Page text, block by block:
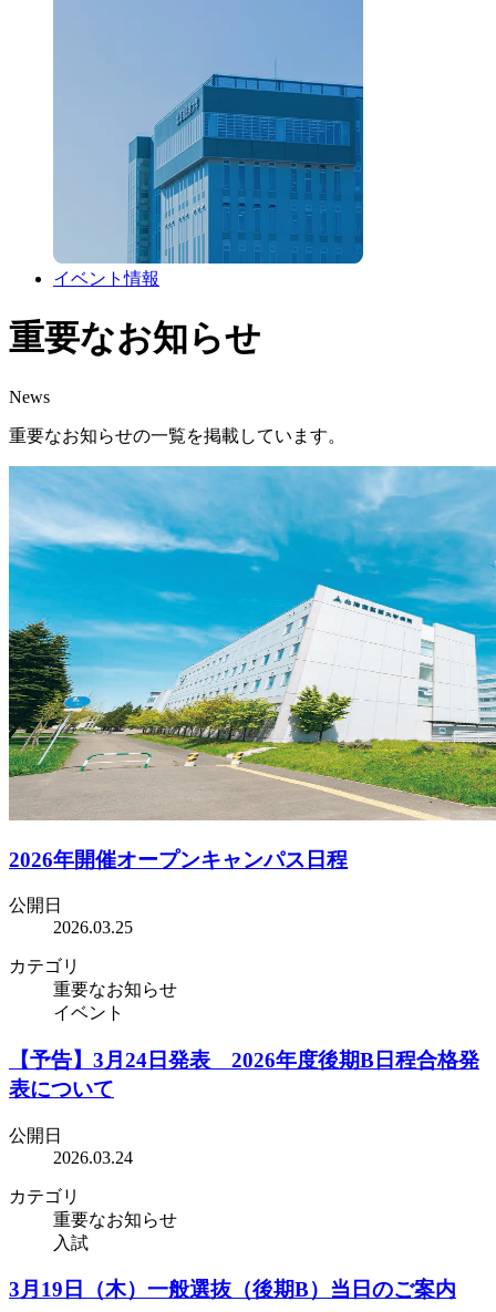
イベント情報
重要なお知らせ
News
重要なお知らせの一覧を掲載しています。
2026年開催オープンキャンパス日程
公開日
2026.03.25
カテゴリ
重要なお知らせ
イベント
【予告】3月24日発表 2026年度後期B日程合格発
表について
公開日
2026.03.24
カテゴリ
重要なお知らせ
入試
3月19日（木）一般選抜（後期B）当日のご案内